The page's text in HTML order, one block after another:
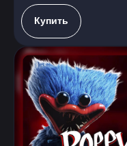
Купить